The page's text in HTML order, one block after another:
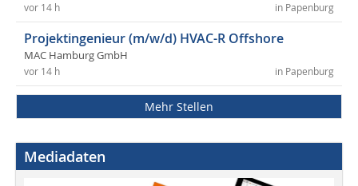
in Papenburg
vor 14 h
Projektingenieur (m/w/d) HVAC-R Offshore
MAC Hamburg GmbH
in Papenburg
vor 14 h
Mehr Stellen
Mediadaten